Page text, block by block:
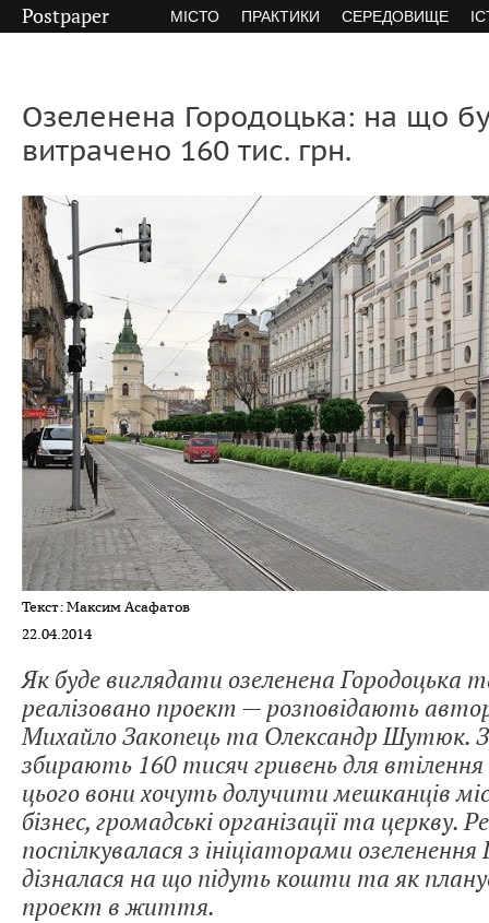
Postpaper МІСТО ПРАКТИКИ СЕРЕДОВИЩЕ
Озеленена Городоцька: на що
витрачено 160 тис. грн.
Текст: Максим Асафатов
22.04.2014
Як буде виглядати озеленена Городоцька
реалізовано проект — розповідають
Михайло Закопець та Олександр Шутюк.
збирають 160 тисяч гривень для втілення
цього вони хочуть долучити мешканців
бізнес, громадські організації та церкву.
поспілкувалася з ініціаторами
дізналася на що підуть кошти та як
проект в життя.